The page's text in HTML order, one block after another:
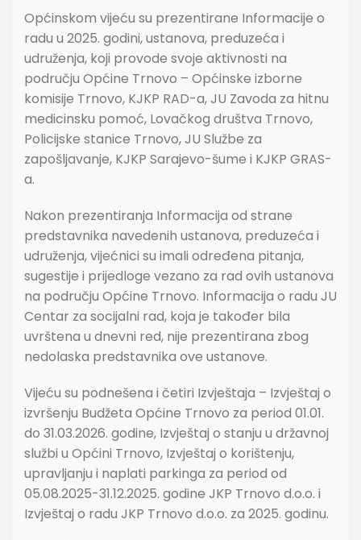
Općinskom vijeću su prezentirane Informacije o
radu u 2025. godini, ustanova, preduzeća i
udruženja, koji provode svoje aktivnosti na
području Općine Trnovo – Općinske izborne
komisije Trnovo, KJKP RAD-a, JU Zavoda za hitnu
medicinsku pomoć, Lovačkog društva Trnovo,
Policijske stanice Trnovo, JU Službe za
zapošljavanje, KJKP Sarajevo-šume i KJKP GRAS-
a.
Nakon prezentiranja Informacija od strane
predstavnika navedenih ustanova, preduzeća i
udruženja, vijećnici su imali određena pitanja,
sugestije i prijedloge vezano za rad ovih ustanova
na području Općine Trnovo. Informacija o radu JU
Centar za socijalni rad, koja je također bila
uvrštena u dnevni red, nije prezentirana zbog
nedolaska predstavnika ove ustanove.
Vijeću su podnešena i četiri Izvještaja – Izvještaj o
izvršenju Budžeta Općine Trnovo za period 01.01.
do 31.03.2026. godine, Izvještaj o stanju u državnoj
službi u Općini Trnovo, Izvještaj o korištenju,
upravljanju i naplati parkinga za period od
05.08.2025-31.12.2025. godine JKP Trnovo d.o.o. i
Izvještaj o radu JKP Trnovo d.o.o. za 2025. godinu.